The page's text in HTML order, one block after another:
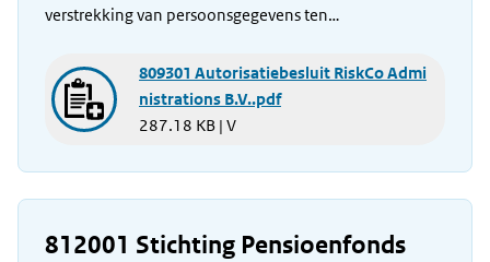
verstrekking van persoonsgegevens ten…
809301 Autorisatiebesluit RiskCo Admi
nistrations B.V..pdf
287.18 KB | V
812001 Stichting Pensioenfonds